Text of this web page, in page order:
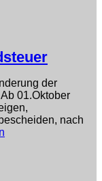
der
01.Oktober
nach